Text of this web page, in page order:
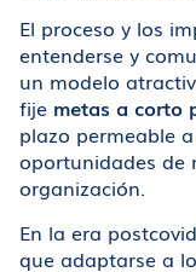
El proceso y los
entenderse y
un modelo
fije metas a corto
plazo permeable
oportunidades de
organización.
En la era
que adaptarse a